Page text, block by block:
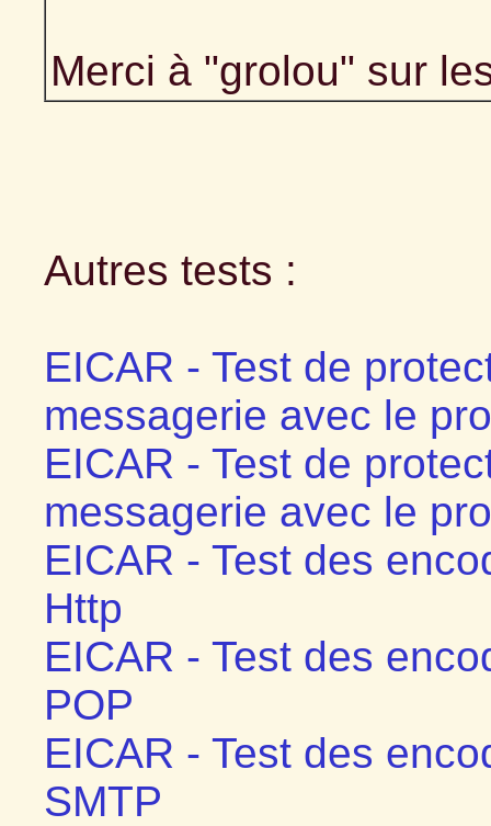
Merci à "grolou" sur
Autres tests :
EICAR - Test de
messagerie avec le
EICAR - Test de
messagerie avec le
EICAR - Test des
Http
EICAR - Test des
POP
EICAR - Test des
SMTP